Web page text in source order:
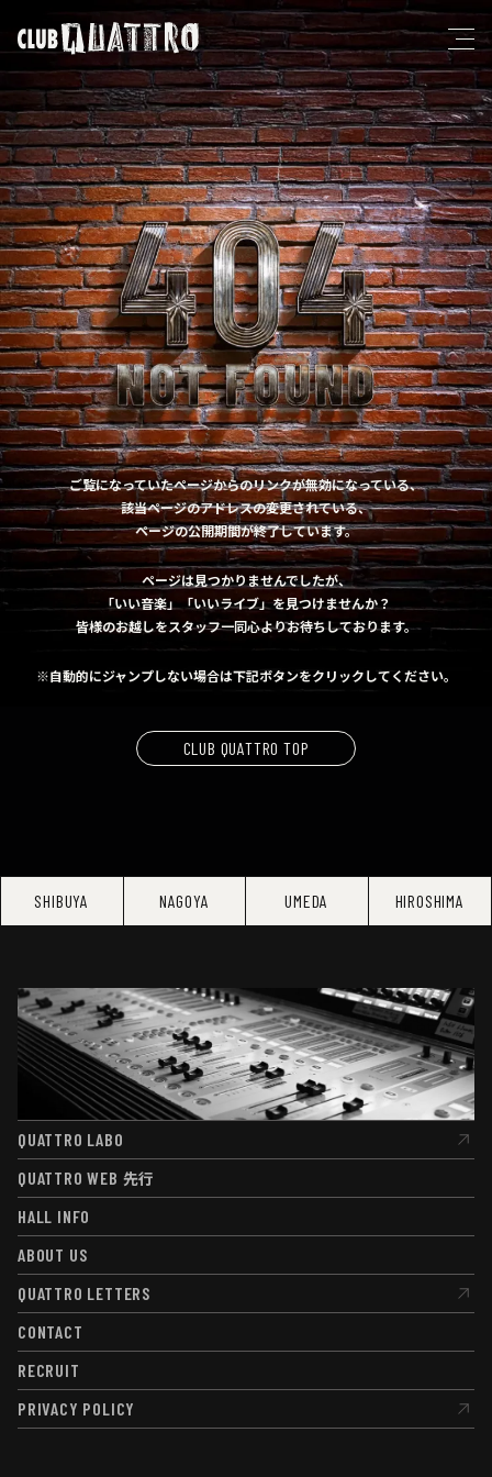
ご覧になっていたページからのリンクが無効になっている、
該当ページのアドレスの変更されている、
ページの公開期間が終了しています。
ページは見つかりませんでしたが、
「いい音楽」「いいライブ」を見つけませんか？
皆様のお越しをスタッフ一同心よりお待ちしております。
※自動的にジャンプしない場合は下記ボタンをクリックしてください。
CLUB QUATTRO TOP
SHIBUYA NAGOYA UMEDA HIROSHIMA
QUATTRO LABO
QUATTRO LABO
QUATTRO WEB 先行
QUATTRO WEB先行
HALL INFO
HALL INFO
ABOUT US
ABOUT US
QUATTRO LETTERS
QUATTRO LETTERS
CONTACT
CONTACT
RECRUIT
RECRUIT
PRIVACY POLICY
PRIVACY POLICY